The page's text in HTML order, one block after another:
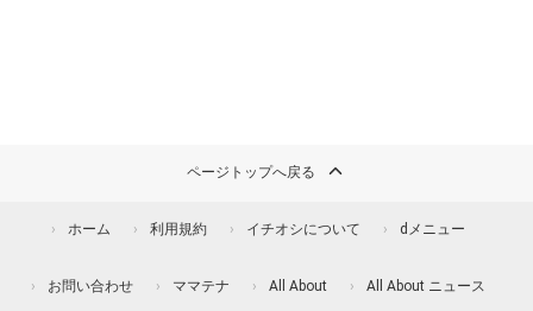
ページトップへ戻る
ホーム 利用規約 イチオシについて dメニュー
お問い合わせ ママテナ All About All About ニュース